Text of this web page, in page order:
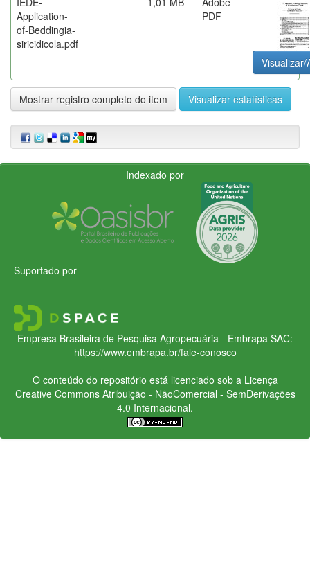
Application-
of-Beddingia-
siricidicola.pdf
PDF
Visualizar/
Mostrar registro completo do item Visualizar estatísticas
Indexado por
Suportado por
Empresa Brasileira de Pesquisa Agropecuária - Embrapa SAC:
https://www.embrapa.br/fale-conosco
O conteúdo do repositório está licenciado sob a Licença
Creative CommonsAtribuição - NãoComercial - SemDerivações
4.0 Internacional.